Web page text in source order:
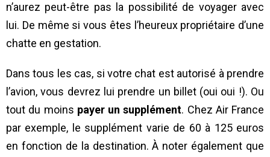
n’aurez peut-être pas la possibilité de voyager avec
lui. De même si vous êtes l’heureux propriétaire d’une
chatte en gestation.
Dans tous les cas, si votre chat est autorisé à prendre
l’avion, vous devrez lui prendre un billet (oui oui !). Ou
tout du moins payer un supplément. Chez Air France
par exemple, le supplément varie de 60 à 125 euros
en fonction de la destination. À noter également que